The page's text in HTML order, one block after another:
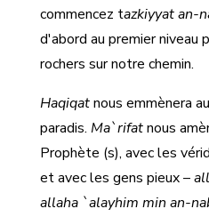
commencez tazkiyyat an-
d'abord au premier niveau
rochers sur notre chemin.
Haqiqatnous emmènera
paradis. Ma`rifatnous
Prophète (s), avec les
et avec les gens pieux –
allaha `alayhim min an-